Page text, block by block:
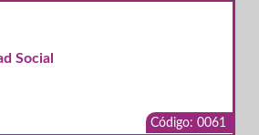
Social
Código: 0061